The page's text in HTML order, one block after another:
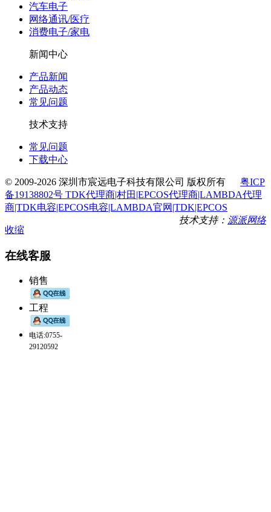
汽车电子
网络通讯/医疗
消费电子/家电
新闻中心
产品新闻
产品动态
常见问题
技术支持
常见问题
下载中心
© 2009-2026 深圳市宸远电子科技有限公司 版权所有 粤ICP
备19138802号 TDK代理商|村田|EPCOS代理商|LAMBDA代理
商|TDK电容|EPCOS电容|LAMBDA官网|TDK|EPCOS
技术支持： 源派网络
收缩
在线客服
销售
工程
电话:0755-
29120592